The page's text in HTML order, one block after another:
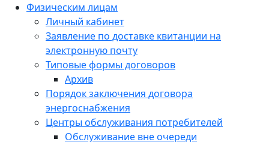
Физическим лицам
Личный кабинет
Заявление по доставке квитанции на
электронную почту
Типовые формы договоров
Архив
Порядок заключения договора
энергоснабжения
Центры обслуживания потребителей
Обслуживание вне очереди